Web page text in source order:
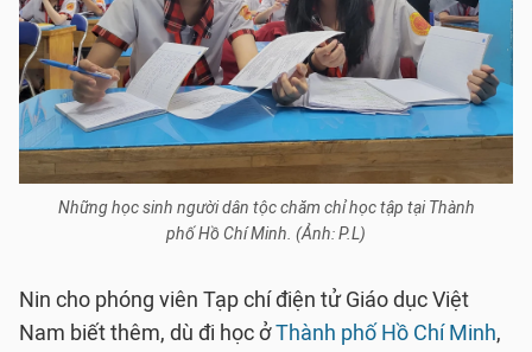
Những học sinh người dân tộc chăm chỉ học tập tại Thành
phố Hồ Chí Minh. (Ảnh: P.L)
Nin cho phóng viên Tạp chí điện tử Giáo dục Việt
Nam biết thêm, dù đi học ởThành phố Hồ Chí Minh,